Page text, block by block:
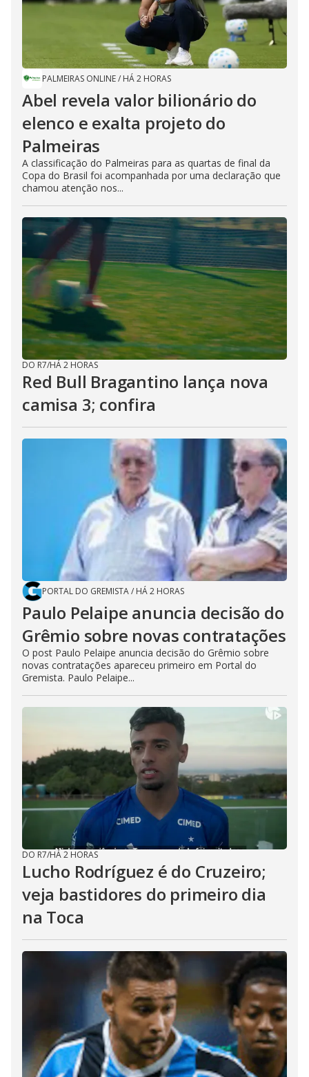
PALMEIRAS ONLINE/ HÁ 2 HORAS
Abel revela valor bilionário do
elenco e exalta projeto do
Palmeiras
A classificação do Palmeiras para as quartas de final da
Copa do Brasil foi acompanhada por uma declaração que
chamou atenção nos...
DO R7/HÁ 2 HORAS
Red Bull Bragantino lança nova
camisa 3; confira
PORTAL DO GREMISTA/ HÁ 2 HORAS
Paulo Pelaipe anuncia decisão do
Grêmio sobre novas contratações
O post Paulo Pelaipe anuncia decisão do Grêmio sobre
novas contratações apareceu primeiro em Portal do
Gremista. Paulo Pelaipe...
DO R7/HÁ 2 HORAS
Lucho Rodríguez é do Cruzeiro;
veja bastidores do primeiro dia
na Toca